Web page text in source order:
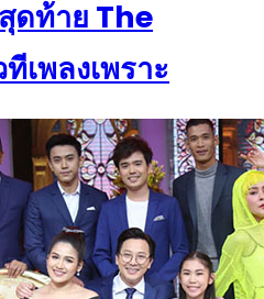
ดท้าย The
เพลงเพราะ